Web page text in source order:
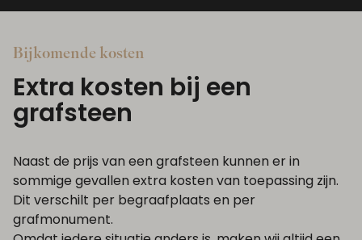
Vanaf €400,-
Bijkomende kosten
Extra kosten bij een
grafsteen
Naast de prijs van een grafsteen kunnen er in
sommige gevallen extra kosten van toepassing zijn.
Dit verschilt per begraafplaats en per
grafmonument.